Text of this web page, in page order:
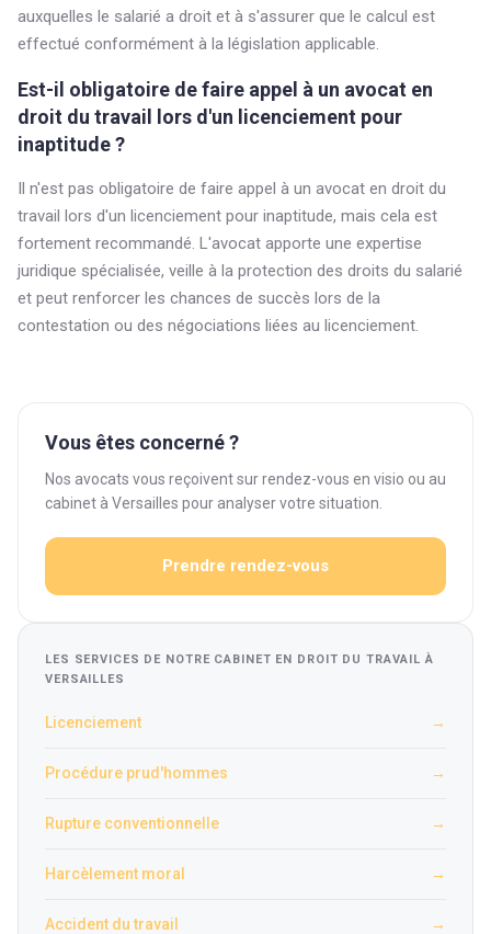
auxquelles le salarié a droit et à s'assurer que le calcul est
effectué conformément à la législation applicable.
Est-il obligatoire de faire appel à un avocat en
droit du travail lors d'un licenciement pour
inaptitude ?
Il n'est pas obligatoire de faire appel à un avocat en droit du
travail lors d'un licenciement pour inaptitude, mais cela est
fortement recommandé. L'avocat apporte une expertise
juridique spécialisée, veille à la protection des droits du salarié
et peut renforcer les chances de succès lors de la
contestation ou des négociations liées au licenciement.
Vous êtes concerné ?
Nos avocats vous reçoivent sur rendez-vous en visio ou au
cabinet à Versailles pour analyser votre situation.
Prendre rendez-vous
LES SERVICES DE NOTRE CABINET EN DROIT DU TRAVAIL À
VERSAILLES
Licenciement →
Procédure prud'hommes →
Rupture conventionnelle →
Harcèlement moral →
Accident du travail →